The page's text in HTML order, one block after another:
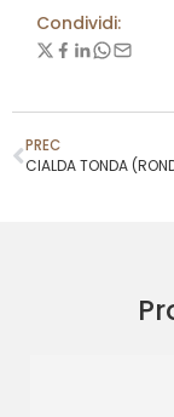
Condividi:
PREC